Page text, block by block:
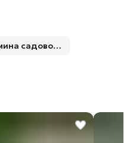
Саженцы чубушника (жасмина садового)